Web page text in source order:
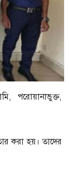
পরোয়ানাভুক্ত,
করা হয়। তাদের